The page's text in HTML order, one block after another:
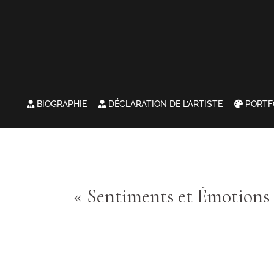
BIOGRAPHIE DÉCLARATION DE L’ARTISTE
« Sentiments et